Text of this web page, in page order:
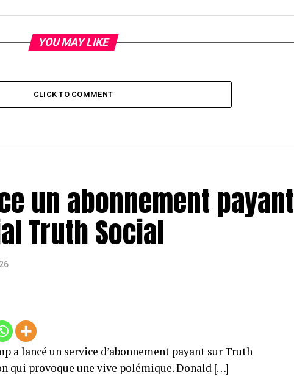
YOU MAY LIKE
CLICK TO COMMENT
un abonnement payant
Truth Social
a lancé un service d’abonnement payant sur Truth
qui provoque une vive polémique. Donald […]